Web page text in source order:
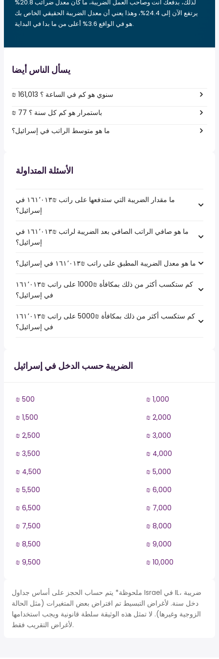
لذلك، بدفعك أنت وصاحب العمل الضريبة، ما كان معدل ضرائب 20.8%
يرتفع الآن إلى 24.4%، وهذا يعني أن معدل الضريبة الحقيقي الخاص بك
هو في الواقع 3.6% أعلى من ما بدا في البداية.
يسأل الناس أيضا
₪ 161,013 سنوي هو كم في الساعة ؟
₪ 77 باستمرار هو كم كل سنة ؟
ما هو متوسط الراتب في إسرائيل؟
الأسئلة المتداولة
ما مقدار الضريبة التي ستدفعها على راتب ₪‏١٦١٬٠١٣ في
إسرائيل؟
ما هو صافي الراتب الصافي بعد الضريبة لراتب ₪‏١٦١٬٠١٣ في
إسرائيل؟
ما هو معدل الضريبة المطبق على راتب ₪‏١٦١٬٠١٣ في إسرائيل؟
كم ستكسب أكثر من ذلك بمكافأة ₪1000 على راتب ₪‏١٦١٬٠١٣
في إسرائيل؟
كم ستكسب أكثر من ذلك بمكافأة ₪5000 على راتب ₪‏١٦١٬٠١٣
في إسرائيل؟
الضريبة حسب الدخل في إسرائيل
₪ 500
₪ 1,000
₪ 1,500
₪ 2,000
₪ 2,500
₪ 3,000
₪ 3,500
₪ 4,000
₪ 4,500
₪ 5,000
₪ 5,500
₪ 6,000
₪ 6,500
₪ 7,000
₪ 7,500
₪ 8,000
₪ 8,500
₪ 9,000
₪ 9,500
₪ 10,000
ملحوظة* يتم حساب الحجز على أساس جداول Israel في IL، ضريبة
دخل سنة. لأغراض التبسيط تم افتراض بعض المتغيرات (مثل الحالة
الزوجية وغيرها). لا تمثل هذه الوثيقة سلطة قانونية ويجب استخدامها
لأغراض التقريب فقط.